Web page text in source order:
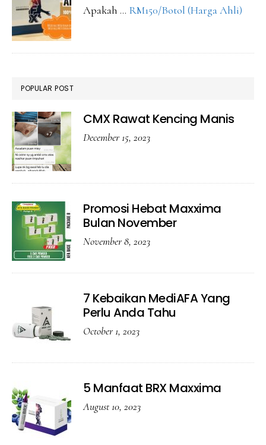
Apakah … RM150/Botol (Harga Ahli)
POPULAR POST
CMX Rawat Kencing Manis
December 15, 2023
Promosi Hebat Maxxima
Bulan November
November 8, 2023
7 Kebaikan MediAFA Yang
Perlu Anda Tahu
October 1, 2023
5 Manfaat BRX Maxxima
August 10, 2023